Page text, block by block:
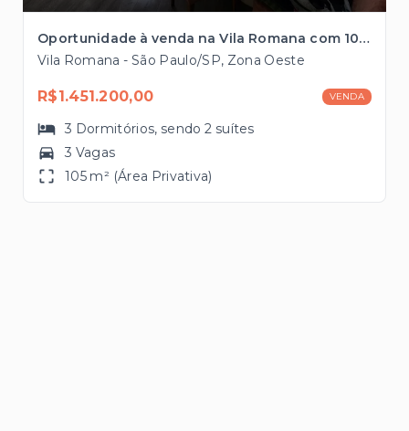
Oportunidade à venda na Vila Romana com 105m², 3 vagas com fácil acesso às Marginais Pinheiros e Tietê
Vila Romana - São Paulo/SP, Zona Oeste
R$1.451.200,00 VENDA
3 Dormitórios, sendo2 suítes
3 Vagas
105 m² (Área Privativa)